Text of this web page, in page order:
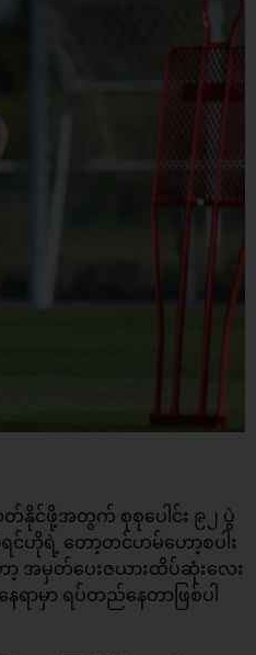
တ်နိုင်ဖို့အတွက် စုစုပေါင်း ၉၂ ပွဲ
ာ်ရင်ဟိုရဲ့ တော့တင်ဟမ်ဟော့စပါး
အမှတ်ပေးဇယားထိပ်ဆုံးလေး
ာမှာ ရပ်တည်နေတာဖြစ်ပါ